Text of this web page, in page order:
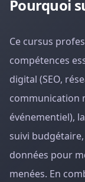
Pourquoi
Ce cursus
compétences
digital (SEO,
communication
événementiel),
suivi
données pour
menées. En